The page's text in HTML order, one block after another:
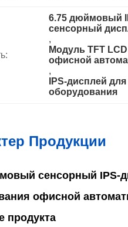
6.75 дюймовый
сенсорный
,
Модуль TFT
офисной
,
IPS-дисплей
оборудования
Продукции
сенсорный IPS-
офисной
продукта